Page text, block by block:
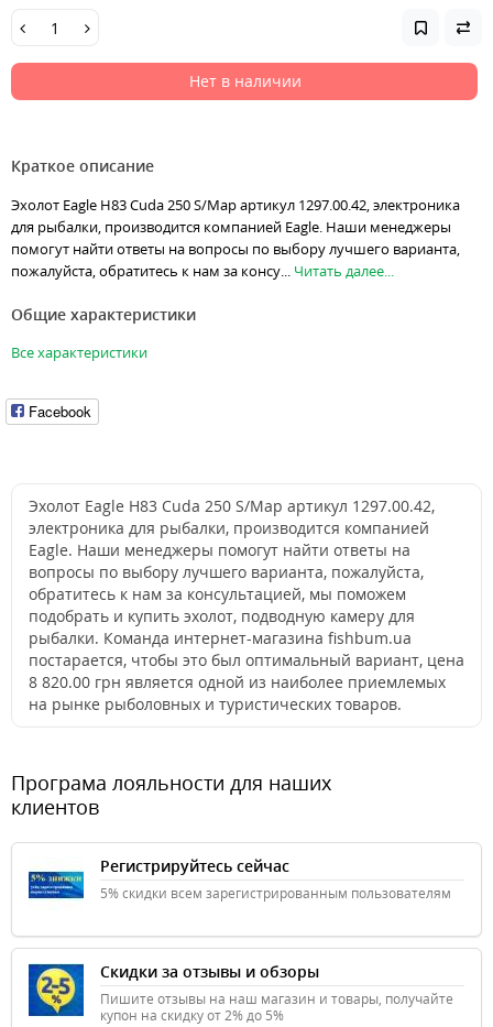
Нет в наличии
Краткое описание
Эхолот Eagle H83 Cuda 250 S/Map артикул 1297.00.42, электроника
для рыбалки, производится компанией Eagle. Наши менеджеры
помогут найти ответы на вопросы по выбору лучшего варианта,
пожалуйста, обратитесь к нам за консу... Читать далее...
Общие характеристики
Все характеристики
Facebook
Эхолот Eagle H83 Cuda 250 S/Map артикул 1297.00.42,
электроника для рыбалки, производится компанией
Eagle. Наши менеджеры помогут найти ответы на
вопросы по выбору лучшего варианта, пожалуйста,
обратитесь к нам за консультацией, мы поможем
подобрать и купить эхолот, подводную камеру для
рыбалки. Команда интернет-магазина fishbum.ua
постарается, чтобы это был оптимальный вариант, цена
8 820.00 грн является одной из наиболее приемлемых
на рынке рыболовных и туристических товаров.
Програма лояльности для наших
клиентов
Регистрируйтесь сейчас
5% скидки всем зарегистрированным пользователям
Скидки за отзывы и обзоры
Пишите отзывы на наш магазин и товары, получайте
купон на скидку от 2% до 5%